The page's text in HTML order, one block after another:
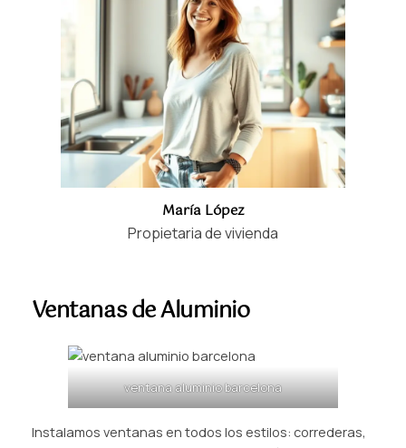
María López
Propietaria de vivienda
Ventanas de Aluminio
ventana aluminio barcelona
Instalamos ventanas en todos los estilos: correderas,